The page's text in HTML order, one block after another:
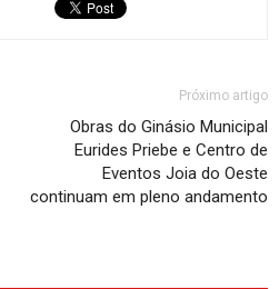
Próximo artigo
Obras do Ginásio Municipal
Eurides Priebe e Centro de
Eventos Joia do Oeste
continuam em pleno andamento